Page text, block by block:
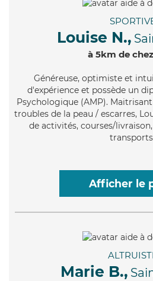
Louise N.,
à 5km de
Généreuse, optimiste et
d'expérience et possède un
Psychologique (AMP).
troubles de la peau / escarres,
de activités, courses/
Afficher le
Marie B.,